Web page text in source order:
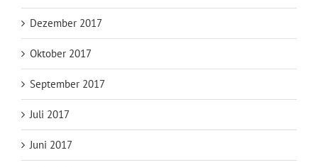
Dezember 2017
Oktober 2017
September 2017
Juli 2017
Juni 2017